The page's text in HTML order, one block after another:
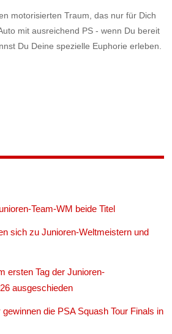
motorisierten Traum, das nur für Dich
mit ausreichend PS - wenn Du bereit
Du Deine spezielle Euphorie erleben.
Team-WM beide Titel
sich zu Junioren-Weltmeistern und
ersten Tag der Junioren-
ausgeschieden
die PSA Squash Tour Finals in